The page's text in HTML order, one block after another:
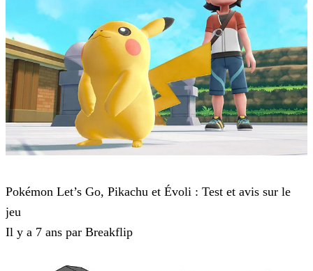
Pokémon Let’s Go, Pikachu et Évoli : Test et avis sur le
jeu
Il y a 7 ans par Breakflip